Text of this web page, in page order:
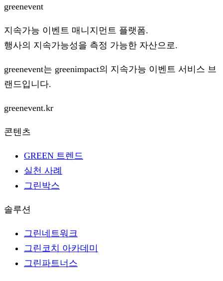
greenevent
지속가능 이벤트 매니지먼트 플랫폼.
행사의 지속가능성을 측정 가능한 자산으로.
greenevent는 greenimpact의 지속가능 이벤트 서비스 브
랜드입니다.
greenevent.kr
콘텐츠
GREEN 트렌드
실천 사례
그린박스
솔루션
그린네트워크
그린코치 아카데미
그린파트너스